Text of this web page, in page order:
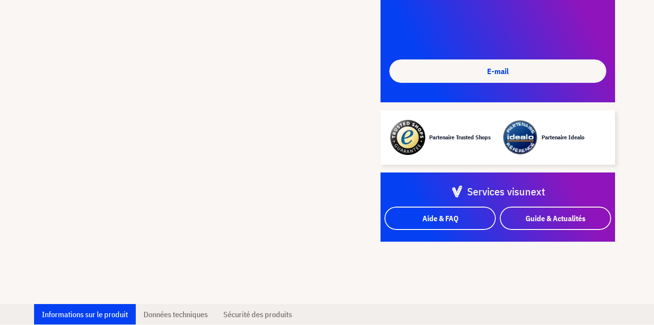
E-mail
Partenaire Trusted Shops Partenaire Idealo
Services visunext
Aide & FAQ Guide & Actualités
Informations sur le produit Données techniques Sécurité des produits